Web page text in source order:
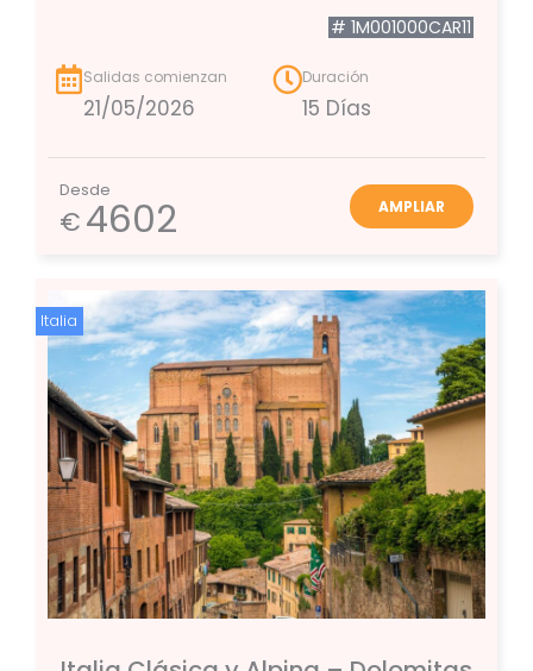
# 1M001000CAR11
Salidas comienzan
21/05/2026
Duración
15 Días
Desde
€4602 AMPLIAR
Italia